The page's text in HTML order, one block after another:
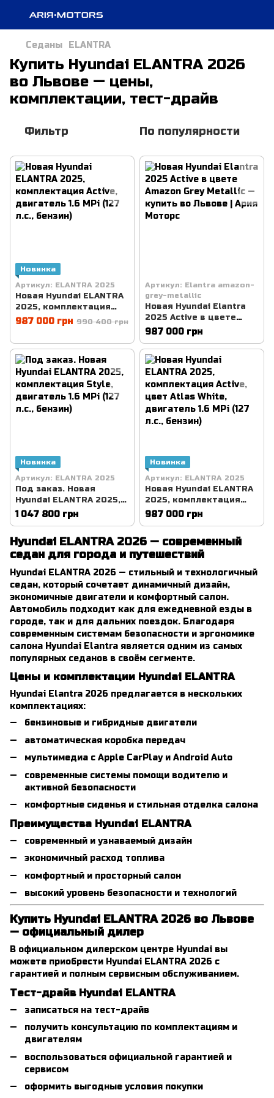
Седаны ELANTRA
Купить Hyundai ELANTRA 2026
во Львове — цены,
комплектации, тест-драйв
Фильтр По популярности
Новинка
Артикул: ELANTRA 2025
Новая Hyundai ELANTRA
2025, комплектация
Active, двигатель 1.6 MPi
(127 л.с., бензин)
987 000 грн 990 400 грн
Артикул: Elantra amazon-
grey-metallic
Новая Hyundai Elantra
2025 Active в цвете
Amazon Grey Metallic —
купить во Львове | Ария
Моторс
987 000 грн
Новинка
Артикул: ELANTRA 2025
Под заказ. Новая
Hyundai ELANTRA 2025,
комплектация Style,
двигатель 1.6 MPi (127
1 047 800 грн
Новинка
Артикул: ELANTRA 2025
Новая Hyundai ELANTRA
2025, комплектация
Active, цвет Atlas White,
двигатель 1.6 MPi (127
987 000 грн
Hyundai ELANTRA 2026 — современный
седан для города и путешествий
Hyundai ELANTRA 2026 — стильный и технологичный
седан, который сочетает динамичный дизайн,
экономичные двигатели и комфортный салон.
Автомобиль подходит как для ежедневной езды в
городе, так и для дальних поездок. Благодаря
современным системам безопасности и эргономике
салона Hyundai Elantra является одним из самых
популярных седанов в своём сегменте.
Цены и комплектации Hyundai ELANTRA
Hyundai Elantra 2026 предлагается в нескольких
комплектациях:
бензиновые и гибридные двигатели
автоматическая коробка передач
мультимедиа с Apple CarPlay и Android Auto
современные системы помощи водителю и
активной безопасности
комфортные сиденья и стильная отделка салона
Преимущества Hyundai ELANTRA
современный и узнаваемый дизайн
экономичный расход топлива
комфортный и просторный салон
высокий уровень безопасности и технологий
Купить Hyundai ELANTRA 2026 во Львове
— официальный дилер
В официальном дилерском центре Hyundai вы
можете приобрести Hyundai ELANTRA 2026 с
гарантией и полным сервисным обслуживанием.
Тест-драйв Hyundai ELANTRA
записаться на тест-драйв
получить консультацию по комплектациям и
двигателям
воспользоваться официальной гарантией и
сервисом
оформить выгодные условия покупки